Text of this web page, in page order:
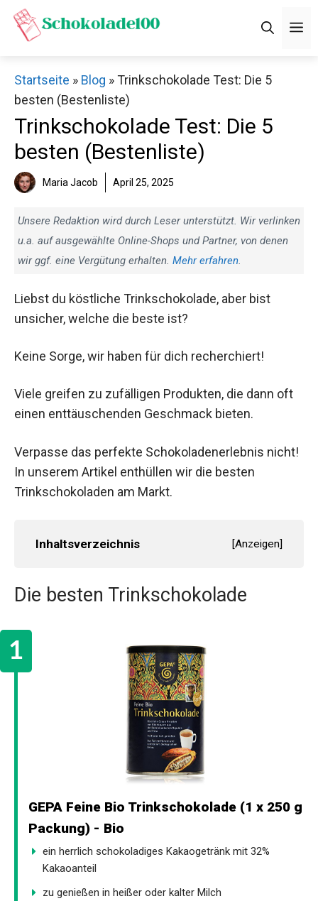
Zum
Inhalt
Startseite » Blog »Trinkschokolade Test: Die 5
besten (Bestenliste)
Trinkschokolade Test: Die 5
besten (Bestenliste)
Maria Jacob April 25, 2025
Unsere Redaktion wird durch Leser unterstützt. Wir verlinken
u.a. auf ausgewählte Online-Shops und Partner, von denen
wir ggf. eine Vergütung erhalten. Mehr erfahren.
Liebst du köstliche Trinkschokolade, aber bist
unsicher, welche die beste ist?
Keine Sorge, wir haben für dich recherchiert!
Viele greifen zu zufälligen Produkten, die dann oft
einen enttäuschenden Geschmack bieten.
Verpasse das perfekte Schokoladenerlebnis nicht!
In unserem Artikel enthüllen wir die besten
Trinkschokoladen am Markt.
Inhaltsverzeichnis [Anzeigen]
Die besten Trinkschokolade
GEPA Feine Bio Trinkschokolade (1 x 250 g
Packung) - Bio
ein herrlich schokoladiges Kakaogetränk mit 32%
Kakaoanteil
zu genießen in heißer oder kalter Milch